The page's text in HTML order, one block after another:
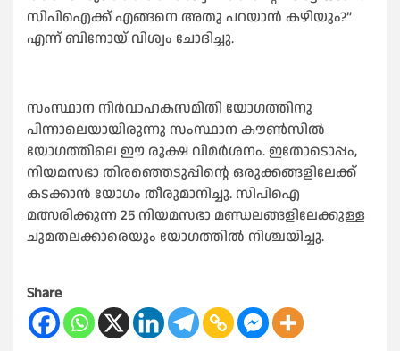
സിപിഐക്ക് എങ്ങനെ അതു പറയാൻ കഴിയും?”
എന്ന് ബിനോയ് വിശ്വം ചോദിച്ചു.
സംസ്ഥാന നിർവാഹകസമിതി യോഗത്തിനു
പിന്നാലെയായിരുന്നു സംസ്ഥാന കൗണ്‍സില്‍
യോഗത്തിലെ ഈ രൂക്ഷ വിമർശനം. ഇതോടൊപ്പം,
നിയമസഭാ തിരഞ്ഞെടുപ്പിന്റെ ഒരുക്കങ്ങളിലേക്ക്
കടക്കാൻ യോഗം തീരുമാനിച്ചു. സിപിഐ
മത്സരിക്കുന്ന 25 നിയമസഭാ മണ്ഡലങ്ങളിലേക്കുള്ള
ചുമതലക്കാരെയും യോഗത്തില്‍ നിശ്ചയിച്ചു.
Share